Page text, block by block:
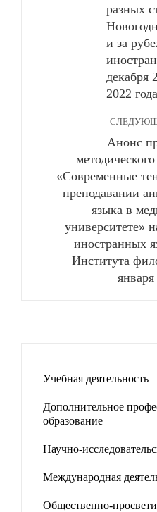
разных
и за
декабря
2022 года
Анонс
«Современные
преподавании
языка в
университете»
иностранных
Института
Учебная деятельность
Дополнительное
образование
Научно-
Международная
Общественно-